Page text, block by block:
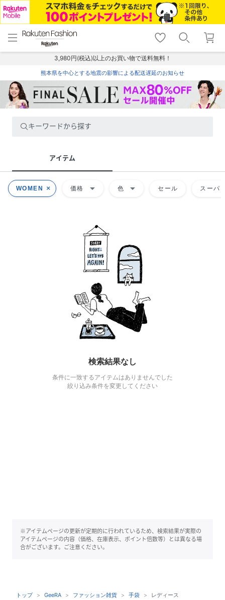
menu home
トップ
shopping_cart lock_outline
ログイン
3,980円(税込)以上のお買い物で送料無料！
熊本県を中心とする地震の影響による配送遅延のお知らせ
キーワードから探す
アイテム
WOMEN 価格 arrow_drop_down 色 arrow_drop_down セール スーパ
検索結果なし
条件に一致するアイテムはありませんでした
絞り込み条件を変更してください
※アイテムページの更新が定期的に行われているため、検索結果が実際の
アイテムページの内容（価格、在庫表示、ポイント倍数等）とは異なる場
合がございます。ご注意ください。
トップ GeeRA ファッション雑貨 手袋 レディース